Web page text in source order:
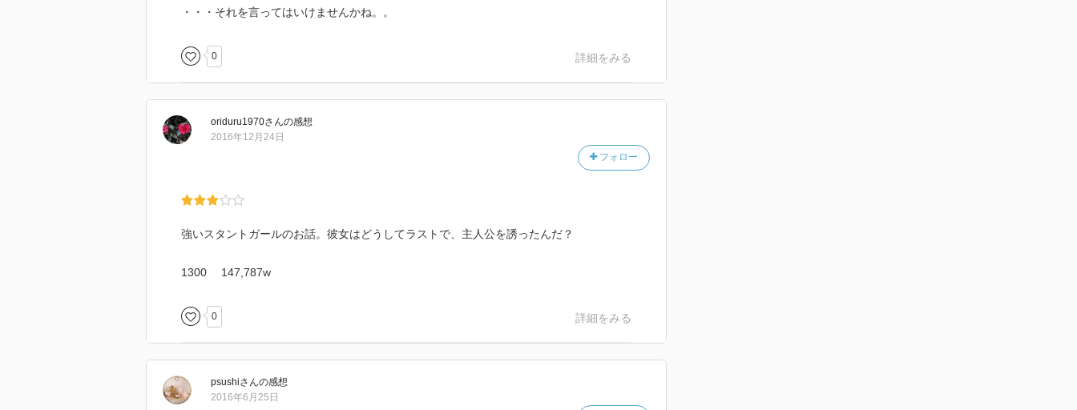
・・・それを言ってはいけませんかね。。
0 詳細をみる
oriduru1970さんの感想
フォロー
2016年12月24日
強いスタントガールのお話。彼女はどうしてラストで、主人公を誘ったんだ？
1300 147,787w
0 詳細をみる
psushiさんの感想
2016年6月25日